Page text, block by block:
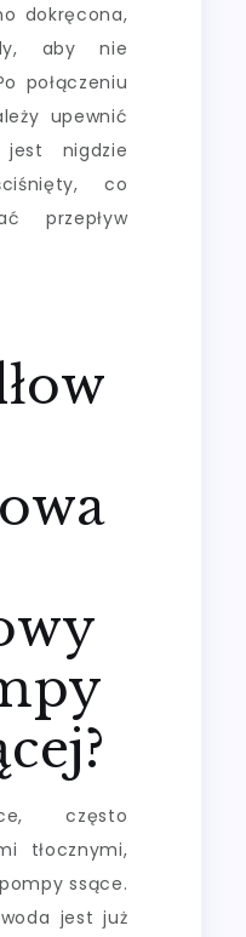
dokręcona,
aby nie
połączeniu
upewnić
nigdzie
co
przepływ
często
tłocznymi,
ssące.
jest już